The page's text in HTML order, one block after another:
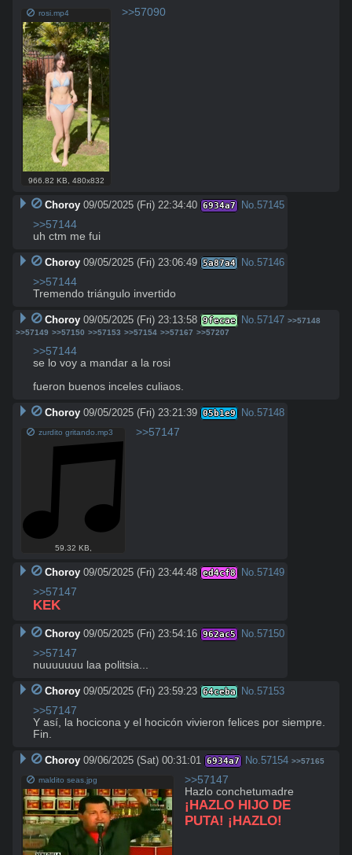
rosi.mp4
966.82 KB 480x832
>>57090
Choroy 09/05/2025 (Fri) 22:34:40 6934a7 No. 57145
>>57144
uh ctm me fui
Choroy 09/05/2025 (Fri) 23:06:49 5a87a4 No. 57146
>>57144
Tremendo triángulo invertido
Choroy 09/05/2025 (Fri) 23:13:58 9fecae No. 57147 >>57148
>>57149 >>57150 >>57153 >>57154 >>57167 >>57207
>>57144
se lo voy a mandar a la rosi
fueron buenos inceles culiaos.
Choroy 09/05/2025 (Fri) 23:21:39 05b1e9 No. 57148
zurdito gritando.mp3
59.32 KB
>>57147
Choroy 09/05/2025 (Fri) 23:44:48 ed4cf8 No.57149
>>57147
KEK
Choroy 09/05/2025 (Fri) 23:54:16 962ac5 No.57150
>>57147
nuuuuuuu laa politsia...
Choroy 09/05/2025 (Fri) 23:59:23 64ceba No.57153
>>57147
Y así, la hocicona y el hocicón vivieron felices por siempre.
Fin.
Choroy 09/06/2025 (Sat) 00:31:01 6934a7 No.57154 >>57165
maldito seas.jpg
>>57147
¡HAZLO HIJO DE
PUTA! ¡HAZLO!